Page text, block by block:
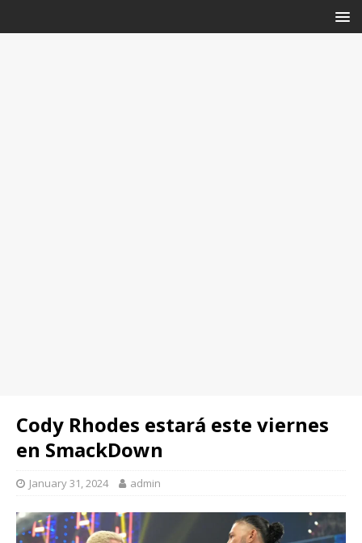
Cody Rhodes estará este viernes
en SmackDown
January 31, 2024 admin